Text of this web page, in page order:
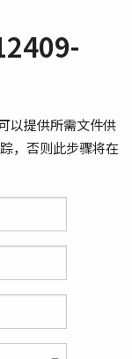
以提供所需文件供
，否则此步骤将在